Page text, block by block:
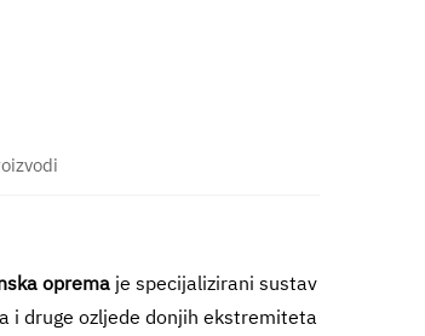
oprema je specijalizirani sustav
i druge ozljede donjih ekstremiteta